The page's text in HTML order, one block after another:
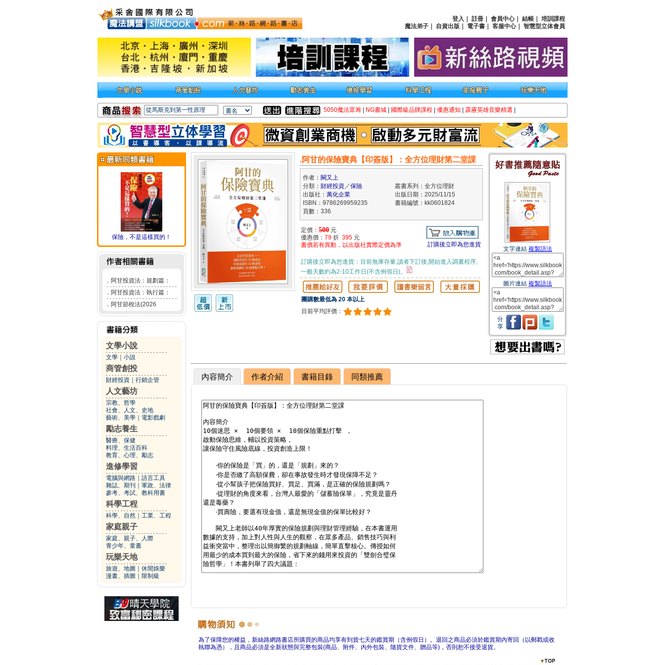
登入 註冊 會員中心｜ 結帳
培訓課程
魔法弟子
自資出版 電子書 客服中心｜ 智慧型立体會員
5050魔法眾籌 NG書城 國際級品牌課程 優惠通知 霹靂英雄音樂精選
保險，不是這樣買的！
． 阿甘投資法：規劃篇：
． 阿甘投資法：執行篇：
． 阿甘節稅法(2026
文學小說
文學 小說
商管創投
財經投資 行銷企管
人文藝坊
宗教、哲學
社會、人文、史地
藝術、美學
電影戲劇
勵志養生
醫療、保健
料理、生活百科
教育、心理、勵志
進修學習
電腦與網路
語言工具
雜誌、期刊
軍政、法律
參考、考試、教科用書
科學工程
科學、自然 工業、工程
家庭親子
家庭、親子、人際
青少年、童書
玩樂天地
旅遊、地圖
休閒娛樂
漫畫、插圖
限制級
.阿甘的保險寶典【印簽版】：全方位理財第二堂課
作者： 闕又上
分類： 財經投資／保險
叢書系列：全方位理財
出版社： 萬化企業
出版日期：2025/11/15
ISBN：9786269959235
書籍編號：kk0601824
頁數：336
定價： 500 元
優惠價： 79 折 395 元
書價若有異動，以出版社實際定價為準
訂購後立即為您進貨
訂購後立即為您進貨：目前無庫存量,讀者下訂後,開始進入調書程序,
一般天數約為2-10工作日(不含例假日)。
團購數最低為 20 本以上
目前平均評價：
文字連結 複製語法
圖片連結 複製語法
分
享
內容簡介 作者介紹 書籍目錄 同類推薦
為了保障您的權益，新絲路網路書店所購買的商品均享有到貨七天的鑑賞期（含例假日）。退回之商品必須於鑑賞期內寄回（以郵戳或收
執聯為憑），且商品必須是全新狀態與完整包裝(商品、附件、內外包裝、隨貨文件、贈品等)，否則恕不接受退貨。